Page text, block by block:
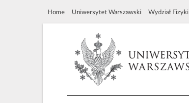
Home Uniwersytet Warszawski Wydział Fizyki